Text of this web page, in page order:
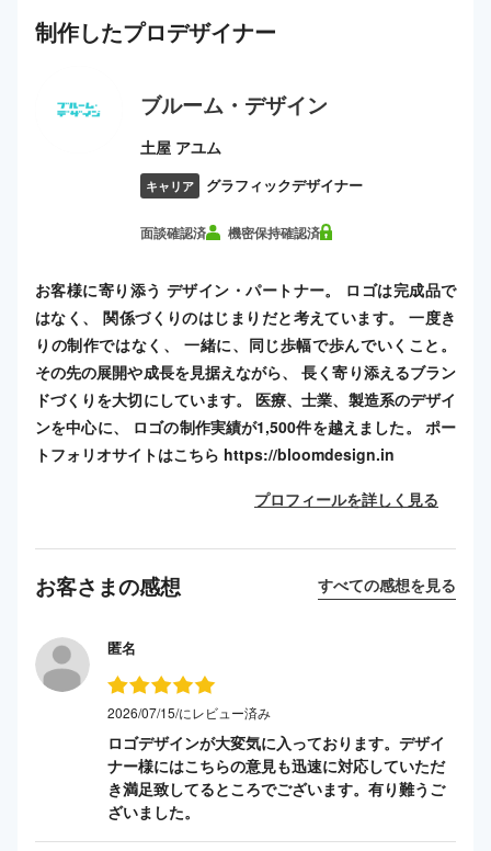
制作したプロデザイナー
ブルーム・デザイン
土屋 アユム
キャリア グラフィックデザイナー
面談確認済 機密保持確認済
お客様に寄り添う デザイン・パートナー。 ロゴは完成品で
はなく、 関係づくりのはじまりだと考えています。 一度き
りの制作ではなく、 一緒に、同じ歩幅で歩んでいくこと。
その先の展開や成長を見据えながら、 長く寄り添えるブラン
ドづくりを大切にしています。 医療、士業、製造系のデザイ
ンを中心に、 ロゴの制作実績が1,500件を越えました。 ポー
トフォリオサイトはこちら https://bloomdesign.in
プロフィールを詳しく見る
お客さまの感想 すべての感想を見る
匿名
2026/07/15/にレビュー済み
ロゴデザインが大変気に入っております。デザイ
ナー様にはこちらの意見も迅速に対応していただ
き満足致してるところでございます。有り難うご
ざいました。